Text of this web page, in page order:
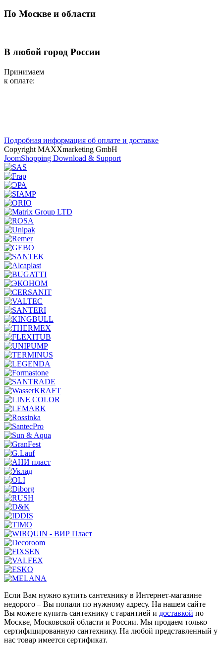
По Москве и области
В любой город России
Принимаем
к оплате:
Подробная информация об оплате и доставке
Copyright MAXXmarketing GmbH
JoomShopping Download & Support
Если Вам нужно купить сантехнику в Интернет-магазине
недорого – Вы попали по нужному адресу. На нашем сайте
Вы можете купить сантехнику с гарантией и доставкой по
Москве, Московской области и России. Мы продаем только
сертифицированную сантехнику. На любой представленный у
нас товар имеется сертификат.